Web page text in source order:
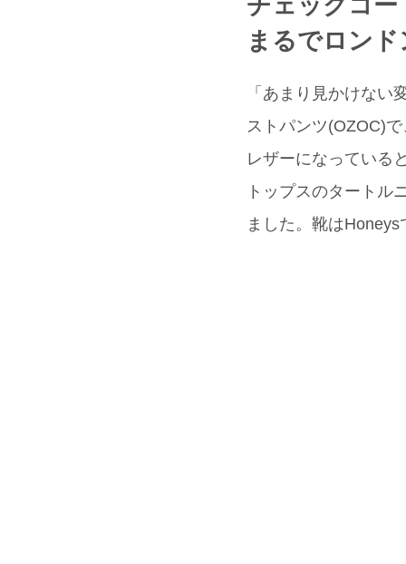
チェックコ
まるでロン
「あまり見かけな
ストパンツ(OZOC)
レザーになっている
トップスのタートル
ました。靴は